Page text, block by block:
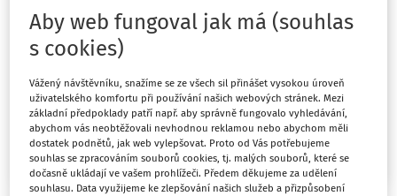
Co jsou, proč teď pálí a jak je opřít o právo a praxi
(ČR/EU)?
Mgr. Lucie Kyselová
Chci více informací
Lektor, specialista BOZP na Centru BOZP při ČMKOS. Člen
Rady vlády pro BOZP, člen komisí pro nemoci zpovolání a
expoziční limity chemických látek. Předseda zkušební
komise OZO v prevenci rizik.
Filtr
Aby web fungoval jak má (souhlas
s cookies)
Vážený návštěvníku, snažíme se ze všech sil přinášet vysokou úroveň
uživatelského komfortu při používání našich webových stránek. Mezi
základní předpoklady patří např. aby správně fungovalo vyhledávání,
abychom vás neobtěžovali nevhodnou reklamou nebo abychom měli
dostatek podnětů, jak web vylepšovat. Proto od Vás potřebujeme
souhlas se zpracováním souborů cookies, tj. malých souborů, které se
dočasně ukládají ve vašem prohlížeči. Předem děkujeme za udělení
souhlasu. Data využijeme ke zlepšování našich služeb a přizpůsobení